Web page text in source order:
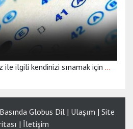
ile ilgili kendinizi sınamak için …
Basında Globus Dil | Ulaşım | Site
| İletişim